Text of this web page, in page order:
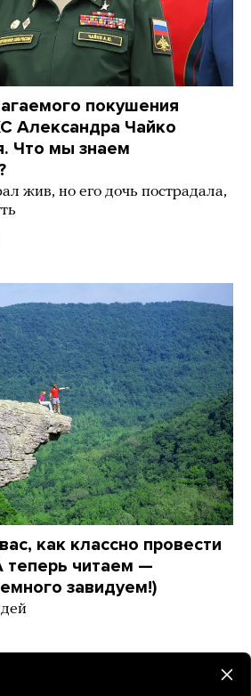
покушения
Александра Чайко
Что мы знаем
жив, но его дочь пострадала,
как классно провести
теперь читаем —
завидуем!)